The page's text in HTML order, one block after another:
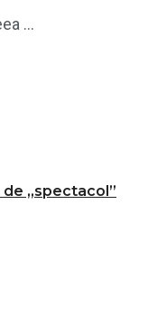
...
„spectacol”